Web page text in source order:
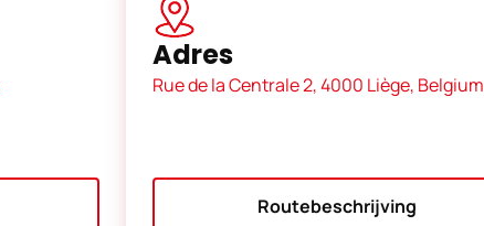
Adres
Rue de la Centrale 2, 4000 Liège, Belgium
Routebeschrijving